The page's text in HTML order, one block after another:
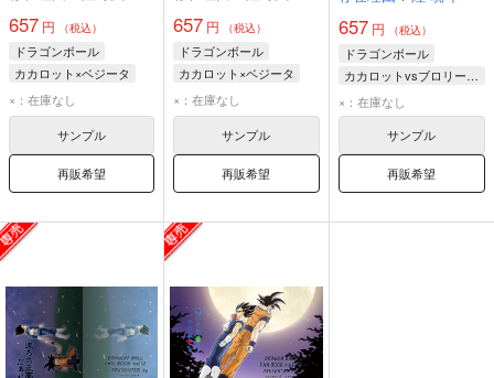
657 円 （税込）
ドラゴンボール
カカロット×ベジータ
ベジータ
×：在庫なし
サンプル
再販希望
657 円 （税込）
ドラゴンボール
カカロット×ベジータ
ベジータ
×：在庫なし
サンプル
再販希望
657円 （税込）
ドラゴンボール
カカロットvsブロリー×ベジータ
ベジータ
ブロリー
×：在庫なし
サンプル
再販希望